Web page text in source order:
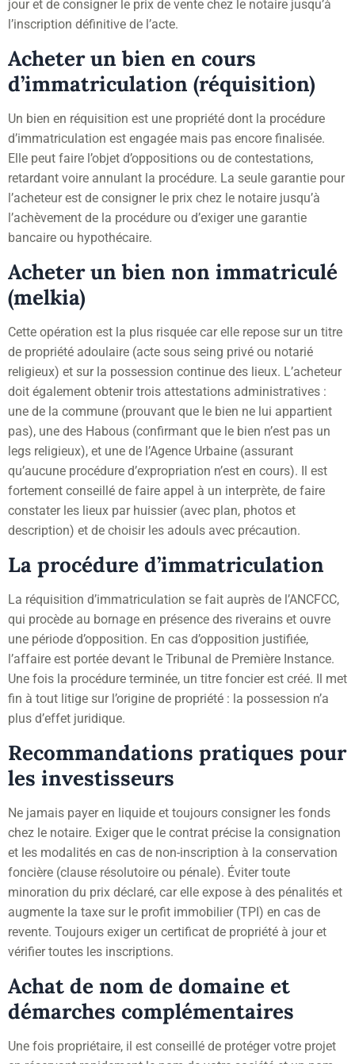
jour et de consigner le prix de vente chez le notaire jusqu’à
l’inscription définitive de l’acte.
Acheter un bien en cours
d’immatriculation (réquisition)
Un bien en réquisition est une propriété dont la procédure
d’immatriculation est engagée mais pas encore finalisée.
Elle peut faire l’objet d’oppositions ou de contestations,
retardant voire annulant la procédure. La seule garantie pour
l’acheteur est de consigner le prix chez le notaire jusqu’à
l’achèvement de la procédure ou d’exiger une garantie
bancaire ou hypothécaire.
Acheter un bien non immatriculé
(melkia)
Cette opération est la plus risquée car elle repose sur un titre
de propriété adoulaire (acte sous seing privé ou notarié
religieux) et sur la possession continue des lieux. L’acheteur
doit également obtenir trois attestations administratives :
une de la commune (prouvant que le bien ne lui appartient
pas), une des Habous (confirmant que le bien n’est pas un
legs religieux), et une de l’Agence Urbaine (assurant
qu’aucune procédure d’expropriation n’est en cours). Il est
fortement conseillé de faire appel à un interprète, de faire
constater les lieux par huissier (avec plan, photos et
description) et de choisir les adouls avec précaution.
La procédure d’immatriculation
La réquisition d’immatriculation se fait auprès de l’ANCFCC,
qui procède au bornage en présence des riverains et ouvre
une période d’opposition. En cas d’opposition justifiée,
l’affaire est portée devant le Tribunal de Première Instance.
Une fois la procédure terminée, un titre foncier est créé. Il met
fin à tout litige sur l’origine de propriété : la possession n’a
plus d’effet juridique.
Recommandations pratiques pour
les investisseurs
Ne jamais payer en liquide et toujours consigner les fonds
chez le notaire. Exiger que le contrat précise la consignation
et les modalités en cas de non-inscription à la conservation
foncière (clause résolutoire ou pénale). Éviter toute
minoration du prix déclaré, car elle expose à des pénalités et
augmente la taxe sur le profit immobilier (TPI) en cas de
revente. Toujours exiger un certificat de propriété à jour et
vérifier toutes les inscriptions.
Achat de nom de domaine et
démarches complémentaires
Une fois propriétaire, il est conseillé de protéger votre projet